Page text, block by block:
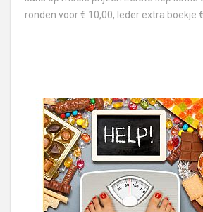
ronden voor € 10,00, Ieder extra boekje €